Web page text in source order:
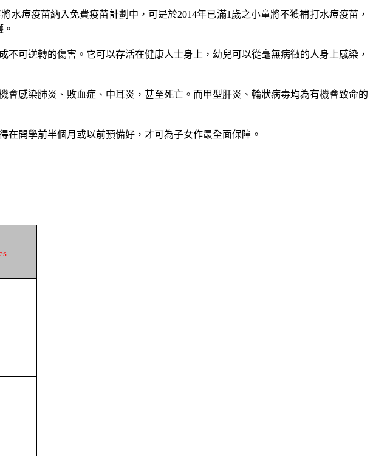
水痘疫苗納入免費疫苗計劃中，可是於2014年已滿1歲之小童將不獲補打水痘疫苗，
可逆轉的傷害。它可以存活在健康人士身上，幼兒可以從毫無病徵的人身上感染，
感染肺炎、敗血症、中耳炎，甚至死亡。而甲型肝炎、輪狀病毒均為有機會致命的
開學前半個月或以前預備好，才可為子女作最全面保障。